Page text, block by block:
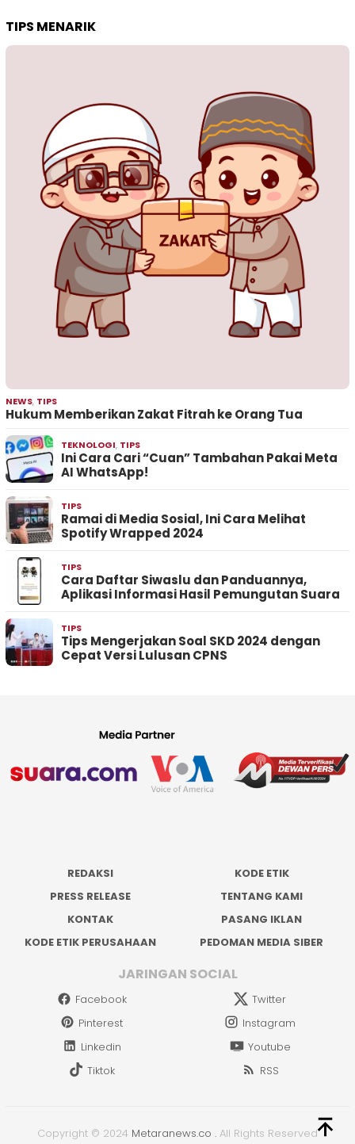
TIPS MENARIK
NEWS, TIPS
Hukum Memberikan Zakat Fitrah ke Orang Tua
TEKNOLOGI, TIPS
Ini Cara Cari “Cuan” Tambahan Pakai Meta
AI WhatsApp!
TIPS
Ramai di Media Sosial, Ini Cara Melihat
Spotify Wrapped 2024
TIPS
Cara Daftar Siwaslu dan Panduannya,
Aplikasi Informasi Hasil Pemungutan Suara
TIPS
Tips Mengerjakan Soal SKD 2024 dengan
Cepat Versi Lulusan CPNS
REDAKSI
KODE ETIK
PRESS RELEASE
TENTANG KAMI
KONTAK
PASANG IKLAN
KODE ETIK PERUSAHAAN
PEDOMAN MEDIA SIBER
JARINGAN SOCIAL
Facebook
Twitter
Pinterest
Instagram
Linkedin
Youtube
Tiktok
RSS
Copyright © 2024 Metaranews.co . All Rights Reserved